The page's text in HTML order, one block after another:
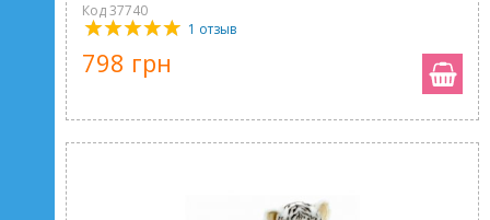
Код 37740
1 отзыв
798 грн